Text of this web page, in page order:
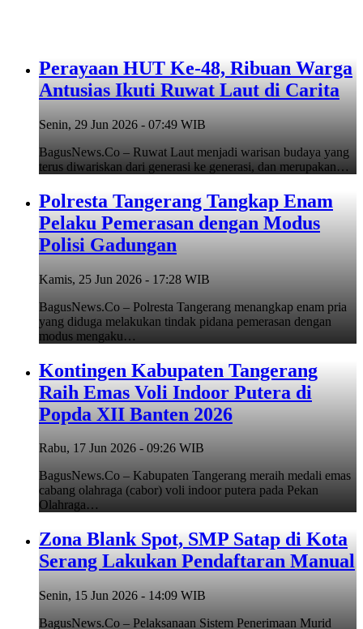
Perayaan HUT Ke-48, Ribuan Warga
Antusias Ikuti Ruwat Laut di Carita
Senin, 29 Jun 2026 - 07:49 WIB
BagusNews.Co – Ruwat Laut menjadi warisan budaya yang
terus diwariskan dari generasi ke generasi, dan merupakan…
Polresta Tangerang Tangkap Enam
Pelaku Pemerasan dengan Modus
Polisi Gadungan
Kamis, 25 Jun 2026 - 17:28 WIB
BagusNews.Co – Polresta Tangerang menangkap enam pria
yang diduga melakukan tindak pidana pemerasan dengan
modus mengaku…
Kontingen Kabupaten Tangerang
Raih Emas Voli Indoor Putera di
Popda XII Banten 2026
Rabu, 17 Jun 2026 - 09:26 WIB
BagusNews.Co – Kabupaten Tangerang meraih medali emas
cabang olahraga (cabor) voli indoor putera pada Pekan
Olahraga…
Zona Blank Spot, SMP Satap di Kota
Serang Lakukan Pendaftaran Manual
Senin, 15 Jun 2026 - 14:09 WIB
BagusNews.Co – Pelaksanaan Sistem Penerimaan Murid